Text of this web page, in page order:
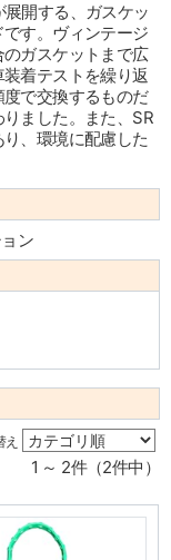
開する、ガスケッ
す。ヴィンテージ
ガスケットまで広
着テストを繰り返
で交換するものだ
ました。また、SR
、環境に配慮した
ン
え
1 ～ 2件（2件中）